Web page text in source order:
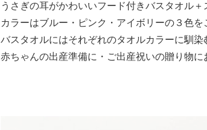
うさぎの耳がかわいいフード付きバスタオル
カラーはブルー・ピンク・アイボリーの３色を
バスタオルにはそれぞれのタオルカラーに馴
赤ちゃんの出産準備に・ご出産祝いの贈り物に